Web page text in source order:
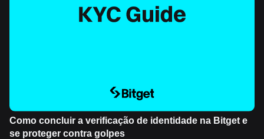
Como concluir a verificação de identidade na Bitget e
se proteger contra golpes